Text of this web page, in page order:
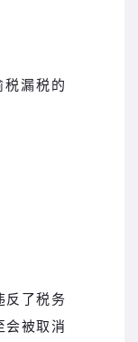
漏税的
反了税务
会被取消